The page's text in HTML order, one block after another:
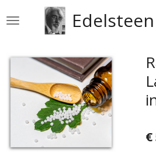
direct
de
hoofdinhoud
€